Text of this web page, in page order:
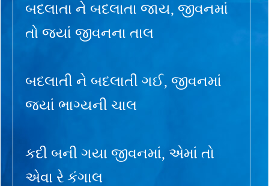
બદલાતા ને બદલાતા જાય, જીવનમાં
તો જ્યાં જીવનના તાલ
બદલાતી ને બદલાતી ગઈ, જીવનમાં
જ્યાં ભાગ્યની ચાલ
કદી બની ગયા જીવનમાં, એમાં તો
એવા રે કંગાલ